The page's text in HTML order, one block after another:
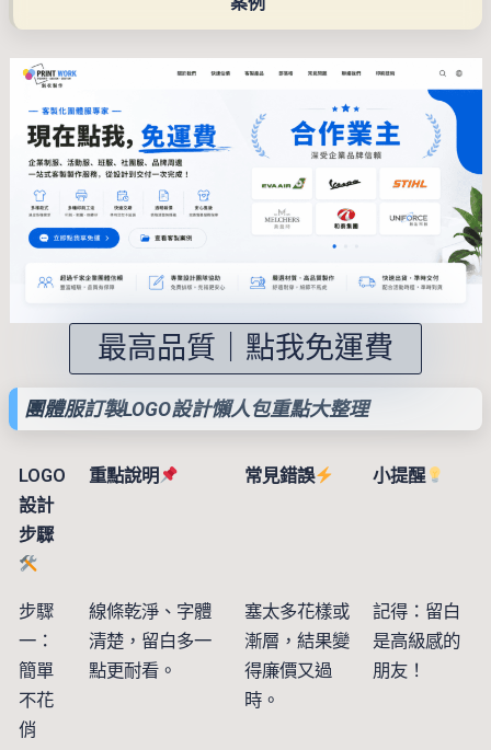
最高品質｜點我免運費
團體服訂製LOGO設計懶人包重點大整理
LOGO
設計
步驟
重點說明 常見錯誤 小提醒
步驟
一：
簡單
不花
俏
線條乾淨、字體
清楚，留白多一
點更耐看。
塞太多花樣或
漸層，結果變
得廉價又過
時。
記得：留白
是高級感的
朋友！